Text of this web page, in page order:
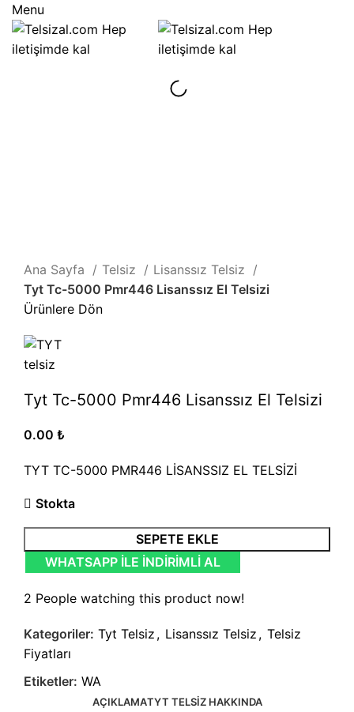
Menu
Ana Sayfa Telsiz
Lisanssız Telsiz
Tyt Tc-5000 Pmr446 Lisanssız El Telsizi
Ürünlere Dön
Tyt Tc-5000 Pmr446 Lisanssız El Telsizi
0.00 ₺
TYT TC-5000 PMR446 LİSANSSIZ EL TELSİZİ
Stokta
SEPETE EKLE
WHATSAPP ILE İNDIRIMLI AL
2 People watching this product now!
Kategoriler: Tyt Telsiz , Lisanssız Telsiz , Telsiz
Fiyatları
Etiketler: WA
AÇIKLAMATYT TELSIZ HAKKINDA